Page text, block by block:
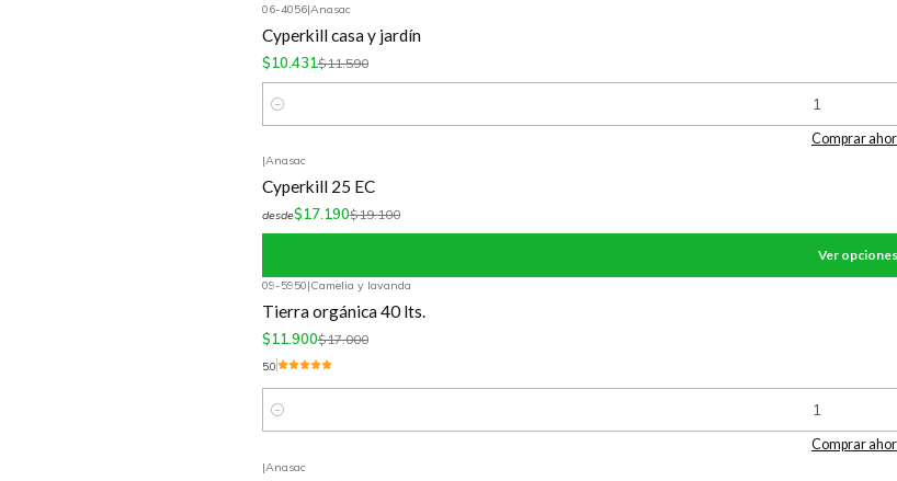
06-4056|Anasac
Cyperkill casa y jardín
$10.431$11.590
Cantidad
Comprar
|Anasac
Cyperkill 25 EC
desde$17.190$19.100
Ver opciones
09-5950|Camelia y lavanda
Tierra orgánica 40 lts.
$11.900$17.000
5.0
Cantidad
Comprar
|Anasac